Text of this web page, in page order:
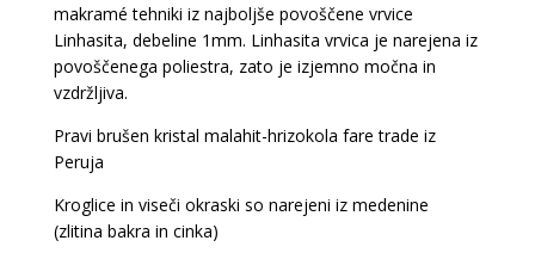
makramé tehniki iz najboljše povoščene vrvice
Linhasita, debeline 1mm. Linhasita vrvica je narejena iz
povoščenega poliestra, zato je izjemno močna in
vzdržljiva.
Pravi brušen kristal malahit-hrizokola fare trade iz
Peruja
Kroglice in viseči okraski so narejeni iz medenine
(zlitina bakra in cinka)